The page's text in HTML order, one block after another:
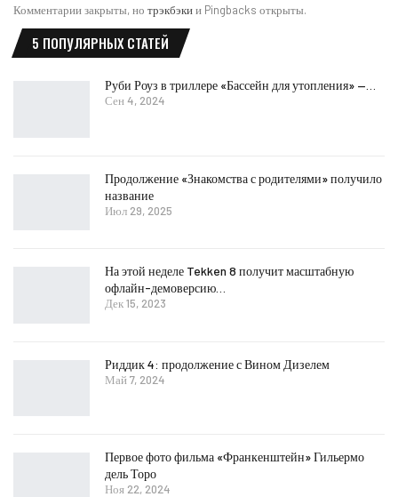
Комментарии закрыты, но трэкбэкии Pingbacks открыты.
5 ПОПУЛЯРНЫХ СТАТЕЙ
Руби Роуз в триллере «Бассейн для утопления» —…
Сен 4, 2024
Продолжение «Знакомства с родителями» получило
название
Июл 29, 2025
На этой неделе Tekken 8 получит масштабную
офлайн-демоверсию…
Дек 15, 2023
Риддик 4: продолжение с Вином Дизелем
Май 7, 2024
Первое фото фильма «Франкенштейн» Гильермо
дель Торо
Ноя 22, 2024